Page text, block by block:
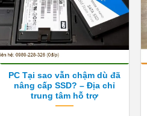
PC Tại sao vẫn chậm dù đã
nâng cấp SSD? – Địa chỉ
trung tâm hỗ trợ